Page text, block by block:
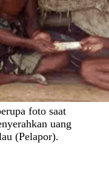
foto saat
uang
(Pelapor).